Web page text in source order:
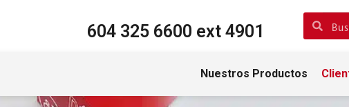
604 325 6600 ext 4901
Nuestros Productos